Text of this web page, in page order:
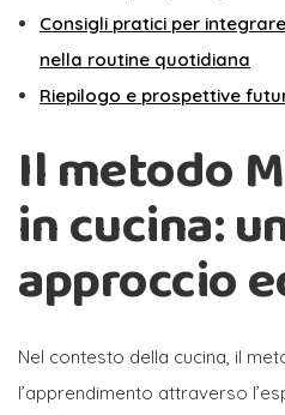
Consigli pratici per
nella routine quotidiana
Riepilogo e prospettive
Il metodo
in cucina:
approccio
Nel contesto della cucina, il
l’apprendimento attraverso